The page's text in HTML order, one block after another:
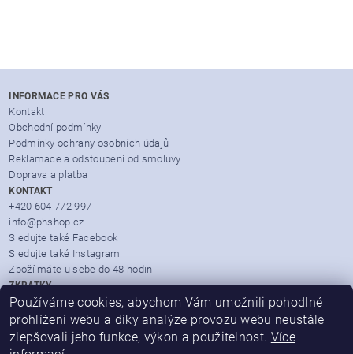
INFORMACE PRO VÁS
Kontakt
Obchodní podmínky
Podmínky ochrany osobních údajů
Reklamace a odstoupení od smoluvy
Doprava a platba
KONTAKT
+420 604 772 997
info@phshop.cz
Sledujte také Facebook
Sledujte také Instagram
Zboží máte u sebe do 48 hodin
ZKRATKY
Zboží dle značek
Partner Mall.cz
Heureka.cz
Seznam.cz
Používáme cookies, abychom Vám umožnili pohodlné
prohlížení webu a díky analýze provozu webu neustále
zlepšovali jeho funkce, výkon a použitelnost. Více